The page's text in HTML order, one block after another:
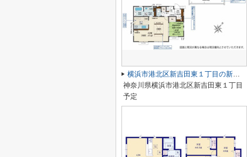
横浜市港北区新吉田東１丁目の新築一戸建
神奈川県横浜市港北区新吉田東１丁目
予定